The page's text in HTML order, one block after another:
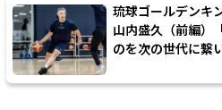
琉球ゴールデンキ
山内盛久（前編）
のを次の世代に繋